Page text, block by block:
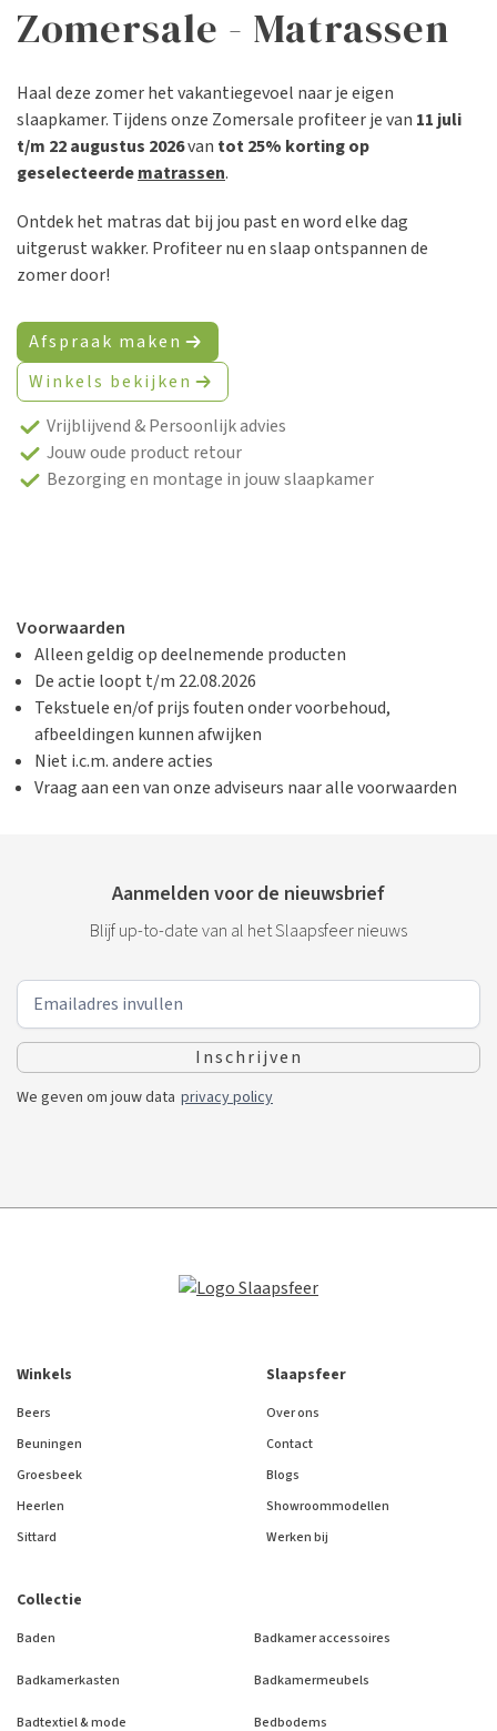
Zomersale - Matrassen
Haal deze zomer het vakantiegevoel naar je eigen
slaapkamer. Tijdens onze Zomersale profiteer je van 11 juli
t/m 22 augustus 2026van tot 25% korting op
geselecteerdematrassen.
Ontdek het matras dat bij jou past en word elke dag
uitgerust wakker. Profiteer nu en slaap ontspannen de
zomer door!
Afspraak maken
Winkels bekijken
Vrijblijvend & Persoonlijk advies
Jouw oude product retour
Bezorging en montage in jouw slaapkamer
Voorwaarden
Alleen geldig op deelnemende producten
De actie loopt t/m 22.08.2026
Tekstuele en/of prijs fouten onder voorbehoud,
afbeeldingen kunnen afwijken
Niet i.c.m. andere acties
Vraag aan een van onze adviseurs naar alle voorwaarden
Aanmelden voor de nieuwsbrief
Blijf up-to-date van al het Slaapsfeer nieuws
We geven om jouw data privacy policy
Collectie
Baden Badkamer accessoires
Badkamerkasten Badkamermeubels
Badtextiel & mode Bedbodems
Winkels
Beers
Beuningen
Groesbeek
Heerlen
Sittard
Slaapsfeer
Over ons
Contact
Blogs
Showroommodellen
Werken bij